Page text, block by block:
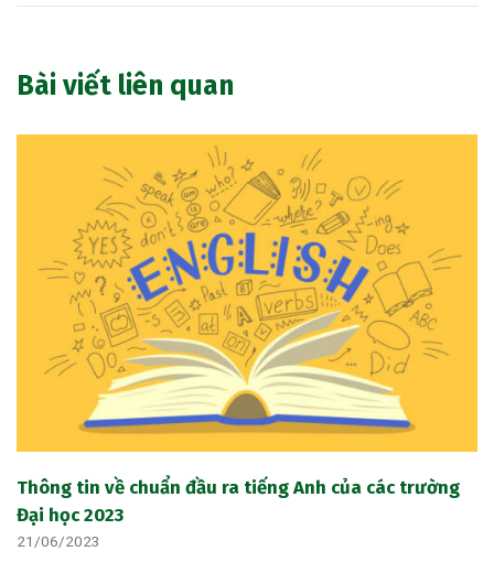
Bài viết liên quan
Thông tin về chuẩn đầu ra tiếng Anh của các trường
Đại học 2023
21/06/2023